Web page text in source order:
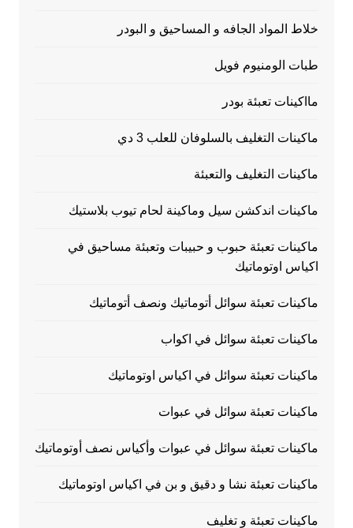
خلاط المواد الجافه و المساحيق و البودر
طبات الومنيوم فويل
مااكينات تعبئة بودر
ماكينات التغليف بالسلوفان للعلب 3 دي
ماكينات التغليف والتعبئة
ماكينات اندكشن سيل وماكينة لحام تيوب بلاستيك
ماكينات تعبئة حبوب و حبيبات وتعبئة مساحيق في
اكياس اوتوماتيك
ماكينات تعبئة سوائل أتوماتيك ونصف أتوماتيك
ماكينات تعبئة سوائل في اكواب
ماكينات تعبئة سوائل في اكياس اوتوماتيك
ماكينات تعبئة سوائل في عبوات
ماكينات تعبئة سوائل في عبوات وأكياس نصف أوتوماتيك
ماكينات تعبئة نشا و دقيق و بن في اكياس اوتوماتيك
ماكينات تعبئة و تغليف